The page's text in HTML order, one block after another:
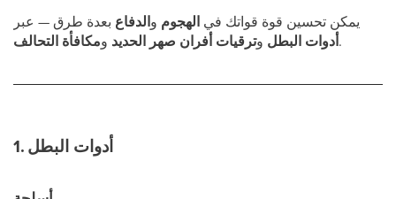
يمكن تحسين قوة قواتك في الهجوم والدفاع بعدة طرق — عبر
أدوات البطل وترقيات أفران صهر الحديد ومكافأة التحالف .
1. أدوات البطل